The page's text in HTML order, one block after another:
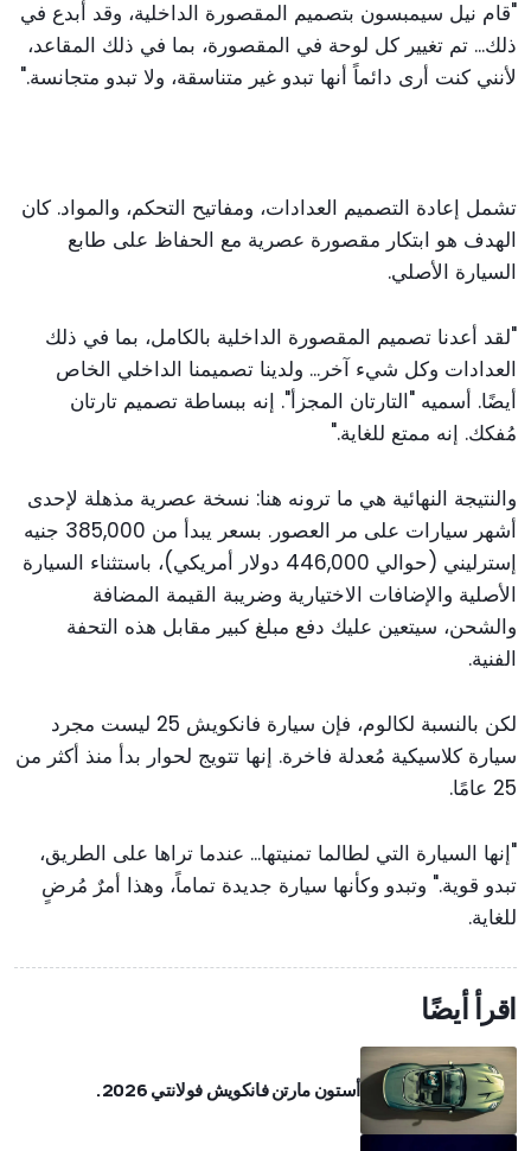
"قام نيل سيمبسون بتصميم المقصورة الداخلية، وقد أبدع في
ذلك... تم تغيير كل لوحة في المقصورة، بما في ذلك المقاعد،
لأنني كنت أرى دائماً أنها تبدو غير متناسقة، ولا تبدو متجانسة."
تشمل إعادة التصميم العدادات، ومفاتيح التحكم، والمواد. كان
الهدف هو ابتكار مقصورة عصرية مع الحفاظ على طابع
السيارة الأصلي.
"لقد أعدنا تصميم المقصورة الداخلية بالكامل، بما في ذلك
العدادات وكل شيء آخر... ولدينا تصميمنا الداخلي الخاص
أيضًا. أسميه "التارتان المجزأ". إنه ببساطة تصميم تارتان
مُفكك. إنه ممتع للغاية."
والنتيجة النهائية هي ما ترونه هنا: نسخة عصرية مذهلة لإحدى
أشهر سيارات على مر العصور. بسعر يبدأ من 385,000 جنيه
إسترليني (حوالي 446,000 دولار أمريكي)، باستثناء السيارة
الأصلية والإضافات الاختيارية وضريبة القيمة المضافة
والشحن، سيتعين عليك دفع مبلغ كبير مقابل هذه التحفة
الفنية.
لكن بالنسبة لكالوم، فإن سيارة فانكويش 25 ليست مجرد
سيارة كلاسيكية مُعدلة فاخرة. إنها تتويج لحوار بدأ منذ أكثر من
25 عامًا.
"إنها السيارة التي لطالما تمنيتها... عندما تراها على الطريق،
تبدو قوية." وتبدو وكأنها سيارة جديدة تماماً، وهذا أمرٌ مُرضٍ
للغاية.
اقرأ أيضًا
أستون مارتن فانكويش فولانتي 2026.